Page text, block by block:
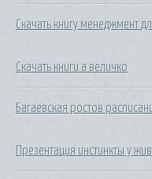
Скачать книгу менеджмент
Скачать книги а величко
Багаевская ростов
Презентация инстинкты у